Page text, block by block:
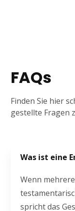
FAQs
Finden Sie hier
gestellte Fragen
Was ist eine
Wenn
spricht das